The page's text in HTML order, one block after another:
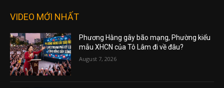
VIDEO MỚI NHẤT
Phương Hằng gây bão mạng, Phường kiểu
mẫu XHCN của Tô Lâm đi về đâu?
August 7, 2026